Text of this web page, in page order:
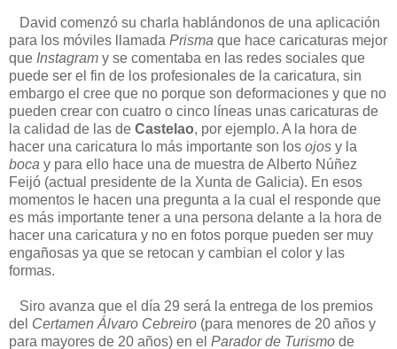
David comenzó su charla hablándonos de una aplicación
para los móviles llamada Prisma que hace caricaturas mejor
que Instagram y se comentaba en las redes sociales que
puede ser el fin de los profesionales de la caricatura, sin
embargo el cree que no porque son deformaciones y que no
pueden crear con cuatro o cinco líneas unas caricaturas de
la calidad de las de Castelao, por ejemplo. A la hora de
hacer una caricatura lo más importante son los ojos y la
boca y para ello hace una de muestra de Alberto Núñez
Feijó (actual presidente de la Xunta de Galicia). En esos
momentos le hacen una pregunta a la cual el responde que
es más importante tener a una persona delante a la hora de
hacer una caricatura y no en fotos porque pueden ser muy
engañosas ya que se retocan y cambian el color y las
formas.
Siro avanza que el día 29 será la entrega de los premios
del Certamen Álvaro Cebreiro (para menores de 20 años y
para mayores de 20 años) en el Parador de Turismo de